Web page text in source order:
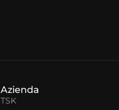
Azienda
TSK